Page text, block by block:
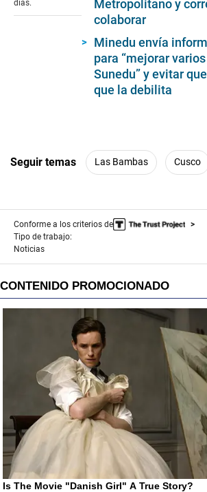
días.
Metropolitano y
colaborar
Minedu envía
para “mejorar
Sunedu” y evitar
que la debilita
Seguir temas Las Bambas Cusco
Conforme a los criterios de
Tipo de trabajo:
Noticias